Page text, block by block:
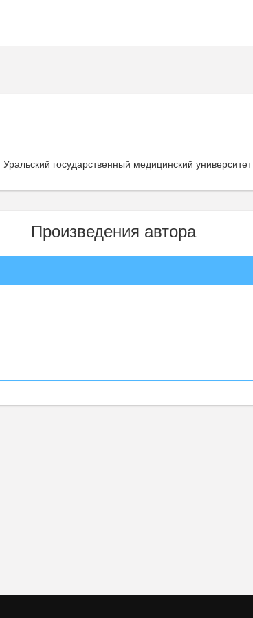
Уральский государственный медицинский университет ,
Произведения автора